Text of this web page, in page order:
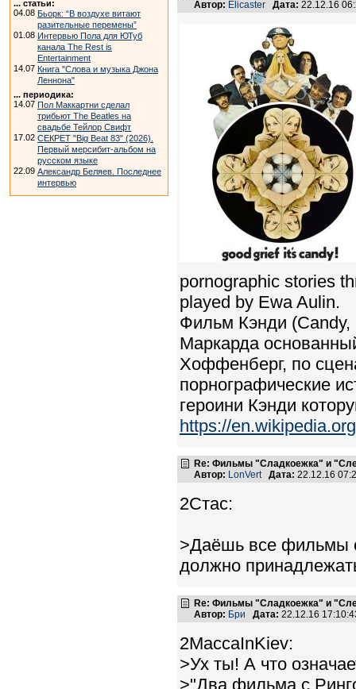
... статьи:
04.08 Бьорк: “В воздухе витают
разительные перемены”
01.08 Интервью Пола для ЮТуб
канала The Rest is
Entertainment
14.07 Книга "Слова и музыка Джона
Леннона"
... периодика:
14.07 Пол Маккартни сделал
трибьют The Beatles на
свадьбе Тейлор Свифт
17.02 СЕКРЕТ "Big Beat 83" (2026).
Первый мерсибит-альбом на
русском языке
22.09 Александр Беляев. Последнее
интервью
Автор: Elicaster Дата: 22.12.16
pornographic stories
played by Ewa Aulin.
Фильм Кэнди (Candy,
Маркарда
Хоффенберг, по
порнографические
героини Кэнди
https://
Re: Фильмы "Сладкоежка" и
Автор: LonVert Дата: 22.12.16
2Стас:
>Даёшь все фильмы
должно
Re: Фильмы "Сладкоежка" и
Автор: Бри Дата: 22.12.16
2MaccaInKiev:
>Ух ты! А что
>"Два фильма с